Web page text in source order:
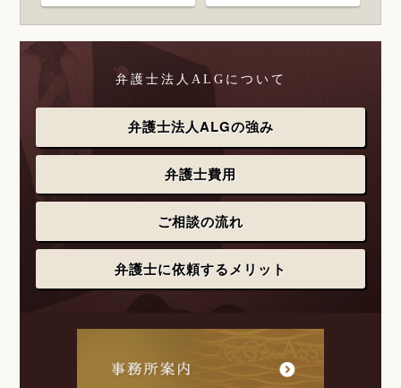
弁護士法人ALGについて
弁護士法人ALGの強み
弁護士費用
ご相談の流れ
弁護士に依頼するメリット